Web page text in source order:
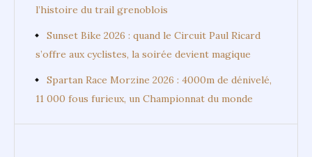
l’histoire du trail grenoblois
Sunset Bike 2026 : quand le Circuit Paul Ricard
s’offre aux cyclistes, la soirée devient magique
Spartan Race Morzine 2026 : 4000m de dénivelé,
11 000 fous furieux, un Championnat du monde